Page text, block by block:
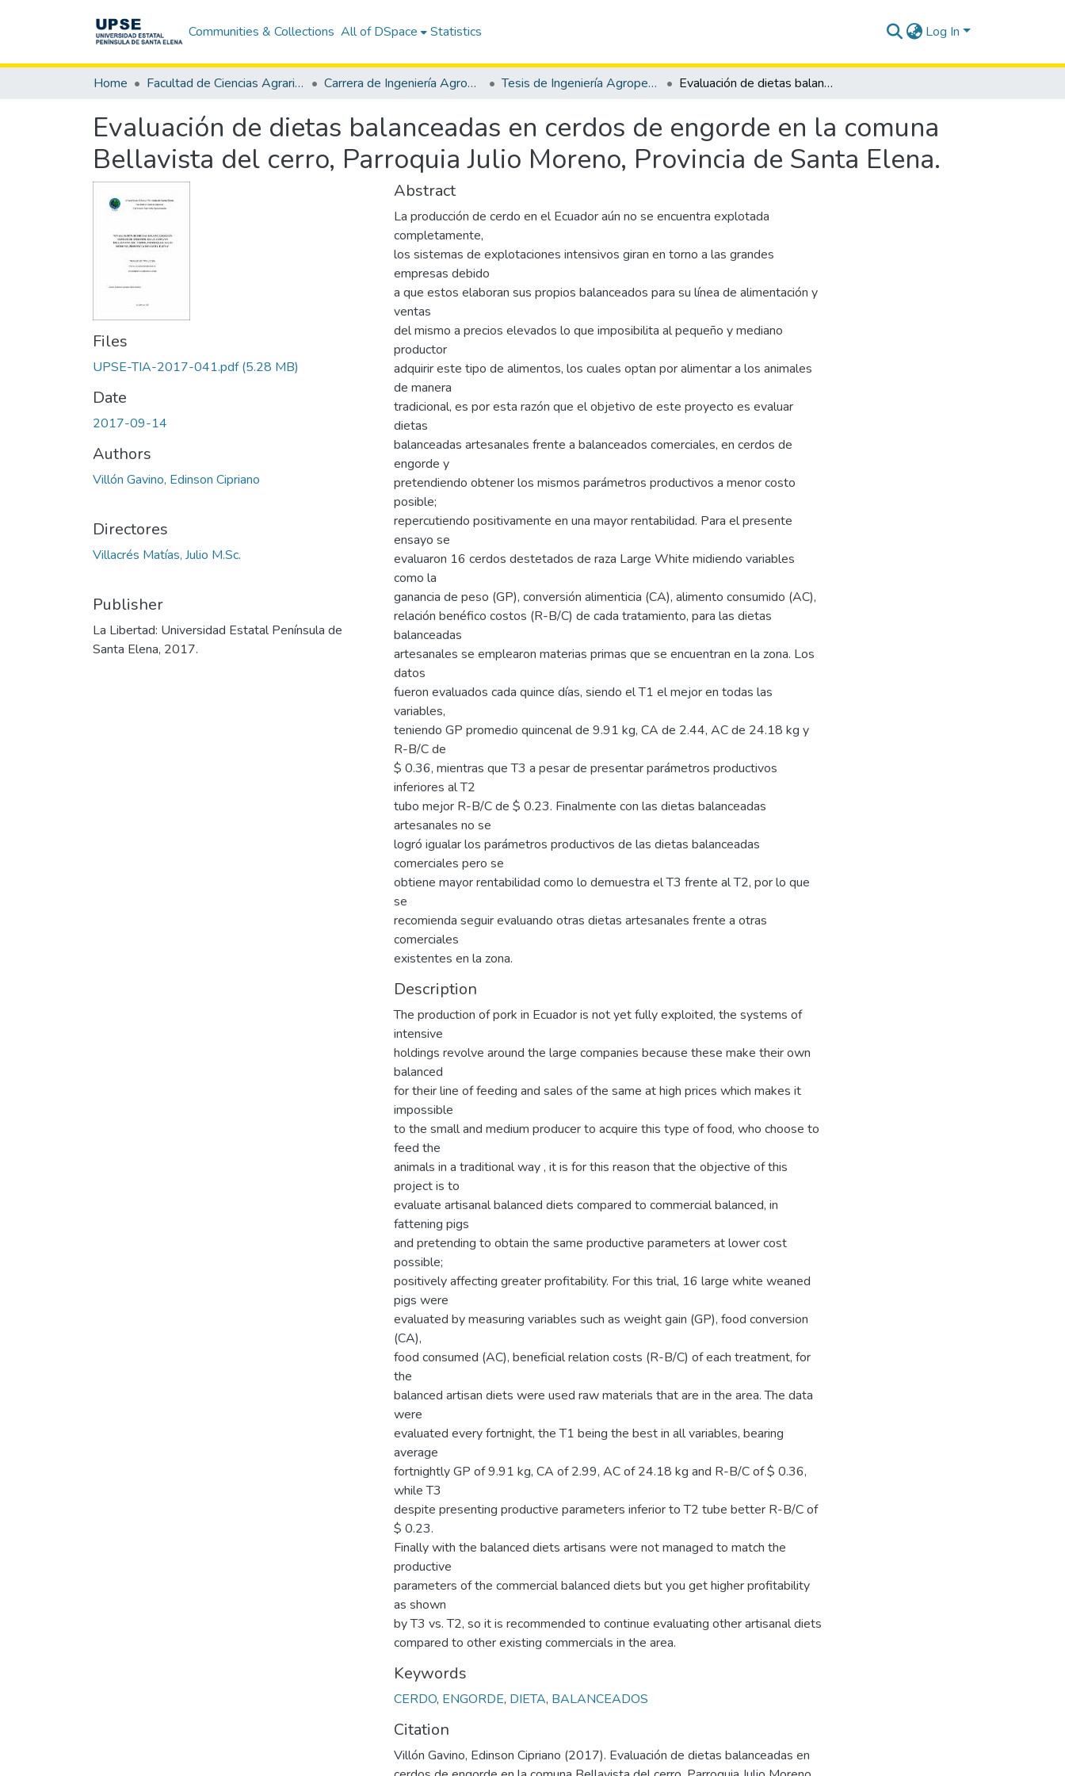
Communities & Collections All of DSpace Statistics Log In
Home Facultad de Ciencias Agrarias Carrera de Ingeniería Agropecuaria Tesis de Ingeniería Agropecuaria Evaluación de dietas balanceadas en cerdos de engorde en la comuna Bellavista del cerro, Parroquia Julio Moreno, Provincia de Santa Elena.
Evaluación de dietas balanceadas en cerdos de engorde en la comuna
Bellavista del cerro, Parroquia Julio Moreno, Provincia de Santa Elena.
Files
UPSE-TIA-2017-041.pdf(5.28 MB)
Date
2017-09-14
Authors
Villón Gavino, Edinson Cipriano
Directores
Villacrés Matías, Julio M.Sc.
Publisher
La Libertad: Universidad Estatal Península de
Santa Elena, 2017.
Abstract
La producción de cerdo en el Ecuador aún no se encuentra explotada
completamente,
los sistemas de explotaciones intensivos giran en torno a las grandes
empresas debido
a que estos elaboran sus propios balanceados para su línea de alimentación y
ventas
del mismo a precios elevados lo que imposibilita al pequeño y mediano
productor
adquirir este tipo de alimentos, los cuales optan por alimentar a los animales
de manera
tradicional, es por esta razón que el objetivo de este proyecto es evaluar
dietas
balanceadas artesanales frente a balanceados comerciales, en cerdos de
engorde y
pretendiendo obtener los mismos parámetros productivos a menor costo
posible;
repercutiendo positivamente en una mayor rentabilidad. Para el presente
ensayo se
evaluaron 16 cerdos destetados de raza Large White midiendo variables
como la
ganancia de peso (GP), conversión alimenticia (CA), alimento consumido (AC),
relación benéfico costos (R-B/C) de cada tratamiento, para las dietas
balanceadas
artesanales se emplearon materias primas que se encuentran en la zona. Los
datos
fueron evaluados cada quince días, siendo el T1 el mejor en todas las
variables,
teniendo GP promedio quincenal de 9.91 kg, CA de 2.44, AC de 24.18 kg y
R-B/C de
$ 0.36, mientras que T3 a pesar de presentar parámetros productivos
inferiores al T2
tubo mejor R-B/C de $ 0.23. Finalmente con las dietas balanceadas
artesanales no se
logró igualar los parámetros productivos de las dietas balanceadas
comerciales pero se
obtiene mayor rentabilidad como lo demuestra el T3 frente al T2, por lo que
se
recomienda seguir evaluando otras dietas artesanales frente a otras
comerciales
existentes en la zona.
Description
The production of pork in Ecuador is not yet fully exploited, the systems of
intensive
holdings revolve around the large companies because these make their own
balanced
for their line of feeding and sales of the same at high prices which makes it
impossible
to the small and medium producer to acquire this type of food, who choose to
feed the
animals in a traditional way , it is for this reason that the objective of this
project is to
evaluate artisanal balanced diets compared to commercial balanced, in
fattening pigs
and pretending to obtain the same productive parameters at lower cost
possible;
positively affecting greater profitability. For this trial, 16 large white weaned
pigs were
evaluated by measuring variables such as weight gain (GP), food conversion
(CA),
food consumed (AC), beneficial relation costs (R-B/C) of each treatment, for
the
balanced artisan diets were used raw materials that are in the area. The data
were
evaluated every fortnight, the T1 being the best in all variables, bearing
average
fortnightly GP of 9.91 kg, CA of 2.99, AC of 24.18 kg and R-B/C of $ 0.36,
while T3
despite presenting productive parameters inferior to T2 tube better R-B/C of
$ 0.23.
Finally with the balanced diets artisans were not managed to match the
productive
parameters of the commercial balanced diets but you get higher profitability
as shown
by T3 vs. T2, so it is recommended to continue evaluating other artisanal diets
compared to other existing commercials in the area.
Keywords
CERDO, ENGORDE, DIETA, BALANCEADOS
Citation
Villón Gavino, Edinson Cipriano (2017). Evaluación de dietas balanceadas en